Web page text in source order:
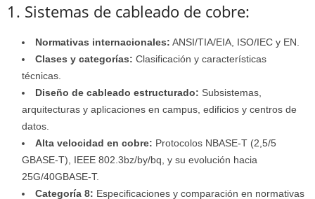
1. Sistemas de cableado de cobre:
Normativas internacionales: ANSI/TIA/EIA, ISO/IEC y EN.
Clases y categorías: Clasificación y características
técnicas.
Diseño de cableado estructurado: Subsistemas,
arquitecturas y aplicaciones en campus, edificios y centros de
datos.
Alta velocidad en cobre: Protocolos NBASE-T (2,5/5
GBASE-T), IEEE 802.3bz/by/bq, y su evolución hacia
25G/40GBASE-T.
Categoría 8: Especificaciones y comparación en normativas